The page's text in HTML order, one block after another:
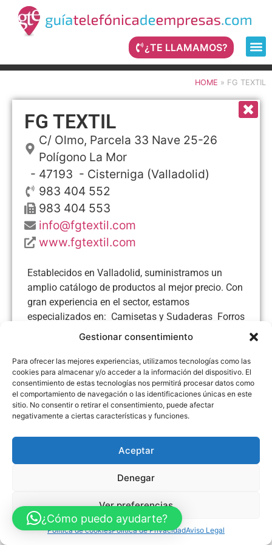
Gestionar consentimiento
Para ofrecer las mejores experiencias, utilizamos tecnologías como las
cookies para almacenar y/o acceder a la información del dispositivo. El
consentimiento de estas tecnologías nos permitirá procesar datos como
el comportamiento de navegación o las identificaciones únicas en este
sitio. No consentir o retirar el consentimiento, puede afectar
negativamente a ciertas características y funciones.
Aceptar
Denegar
Ver preferencias
Política de cookiesPolítica de PrivacidadAviso Legal
¿TE LLAMAMOS?
HOME » FG TEXTIL
FG TEXTIL
C/ Olmo, Parcela 33 Nave 25-26
Polígono La Mor
- 47193 - Cisterniga (Valladolid)
983 404 552
983 404 553
info@fgtextil.com
www.fgtextil.com
Establecidos en Valladolid, suministramos un
amplio catálogo de productos al mejor precio. Con
gran experiencia en el sector, estamos
especializados en:  Camisetas y Sudaderas  Forros
Polares y Polos  Gorras
Aviso Legal Política de Privacidad Política de Cookies
Accesibilidad
Mapa web
FINANCIADO POR LA UNIÓN EUROPEA CON EL PROGRAMA KIT
MECANISMO DE RECUPERACIÓN Y RESILENCIA
© Guia Telefónica de Empresas – Todos los derechos reservados.
¿Cómo puedo ayudarte?